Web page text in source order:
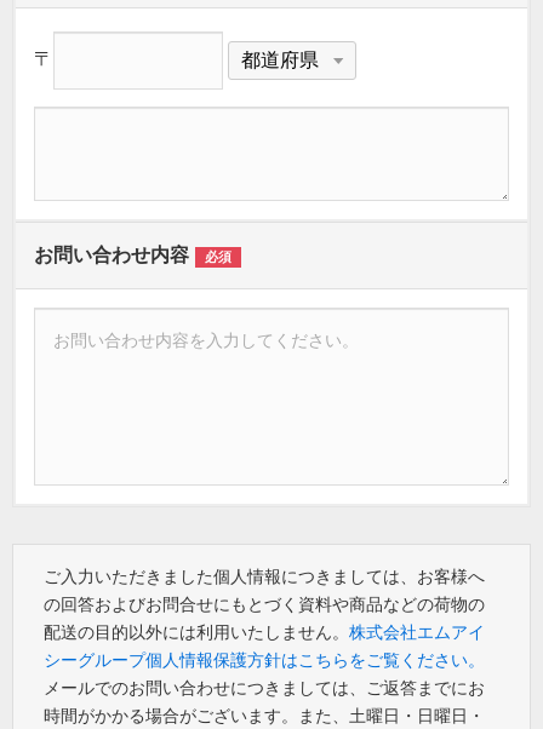
〒
お問い合わせ内容 必須
ご入力いただきました個人情報につきましては、お客様へ
の回答およびお問合せにもとづく資料や商品などの荷物の
配送の目的以外には利用いたしません。 株式会社エムアイ
シーグループ個人情報保護方針はこちらをご覧ください。
メールでのお問い合わせにつきましては、ご返答までにお
時間がかかる場合がございます。また、土曜日・日曜日・